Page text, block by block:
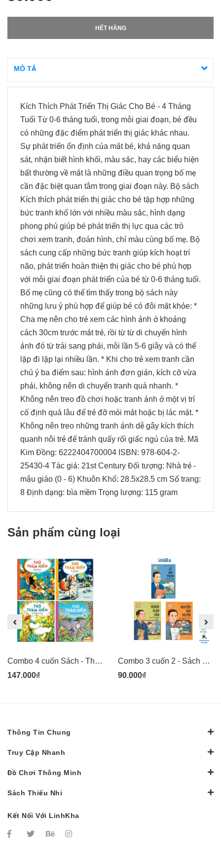
HẾT HÀNG
MÔ TẢ
Kích Thích Phát Triển Thị Giác Cho Bé - 4 Tháng
Tuổi Từ 0-6 tháng tuổi, trong mỗi giai đoạn, bé đều
có những đặc điểm phát triển thị giác khác nhau.
Sự phát triển ổn định của mắt bé, khả năng quan
sát, nhận biết hình khối, màu sắc, hay các biểu hiện
bất thường về mắt là những điều quan trọng bố mẹ
cần đặc biệt quan tâm trong giai đoạn này. Bộ sách
Kích thích phát triển thị giác cho bé tập hợp những
bức tranh khổ lớn với nhiều màu sắc, hình dạng
phong phú giúp bé phát triển thị lực qua các trò
chơi xem tranh, đoán hình, chỉ màu cùng bố mẹ. Bộ
sách cung cấp những bức tranh giúp kích hoạt trí
não, phát triển hoàn thiện thị giác cho bé phù hợp
với mỗi giai đoạn phát triển của bé từ 0-6 tháng tuổi.
Bố mẹ cũng có thể tìm thấy trong bộ sách này
những lưu ý phù hợp để giúp bé có đôi mắt khỏe: *
Cha mẹ nên cho trẻ xem các hình ảnh ở khoảng
cách 30cm trước mắt trẻ, rồi từ từ di chuyển hình
ảnh đó từ trái sang phải, mỗi lần 5-6 giây và có thể
lặp đi lặp lại nhiều lần. * Khi cho trẻ xem tranh cần
chú ý ba điểm sau: hình ảnh đơn giản, kích cỡ vừa
phải, không nên di chuyển tranh quá nhanh. *
Không nên treo đồ chơi hoặc tranh ảnh ở một vị trí
cố định quá lâu để trẻ đỡ mỏi mắt hoặc bị lác mắt. *
Không nên treo những tranh ảnh dễ gây kích thích
quanh nôi trẻ để tránh quấy rối giấc ngủ của trẻ. Mã
Kim Đồng: 6222404700004 ISBN: 978-604-2-
25430-4 Tác giả: 21st Century Đối tượng: Nhà trẻ -
mẫu giáo (0 - 6) Khuôn Khổ: 28.5x28.5 cm Số trang:
8 Định dạng: bìa mềm Trọng lượng: 115 gram
Sản phẩm cùng loại
Combo 4 cuốn Sách - Thú thám hiểm: Voi săn lùng côn trùng, Gấu trắng mê cỏ hoa, Sóc phi hành gia, Hổ lặn biển sâu - tranh minh họa đẹp cho thiếu nhi - Kim Đồng
147.000₫
Combo 3 cuốn 2 - Sách Danh nhân khoa học Việt Nam - Lê Văn Thiêm, Hoàng Xuân Hãn, Nguyễn Văn Huyên - Kim Đồng
90.000₫
Thông Tin Chung
Truy Cập Nhanh
Đồ Chơi Thông Minh
Sách Thiếu Nhi
Kết Nối Với LinhKha